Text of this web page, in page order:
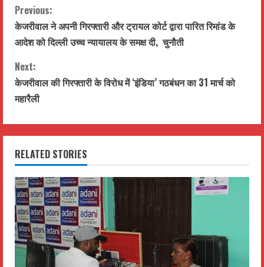
C
o
n
t
n
u
e
R
e
Previous:
केजरीवाल ने अपनी गिरफ्तारी और ट्रायल कोर्ट द्वारा पारित रिमांड के
आदेश को दिल्ली उच्च न्यायालय के समक्ष दी, चुनौती
Next:
केजरीवाल की गिरफ्तारी के विरोध में ‘इंडिया’ गठबंधन का 31 मार्च को
महारैली
RELATED STORIES